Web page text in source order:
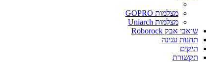
מצלמות GOPRO
מצלמות Uniarch
שואבי אבק Roborock
תחנות עגינה
תיקים
תקשורת